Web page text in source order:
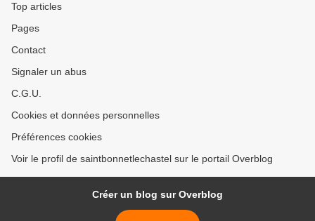
Top articles
Pages
Contact
Signaler un abus
C.G.U.
Cookies et données personnelles
Préférences cookies
Voir le profil de saintbonnetlechastel sur le portail Overblog
Créer un blog sur Overblog